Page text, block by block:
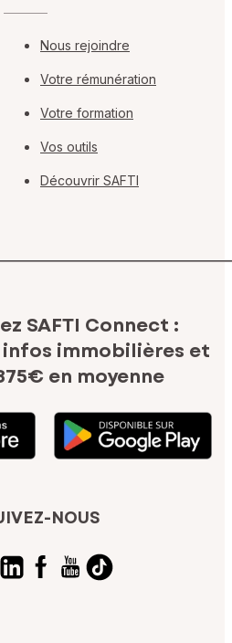
Nous rejoindre
Votre rémunération
Votre formation
Vos outils
Découvrir SAFTI
SAFTI Connect :
immobilières et
en moyenne
NOUS